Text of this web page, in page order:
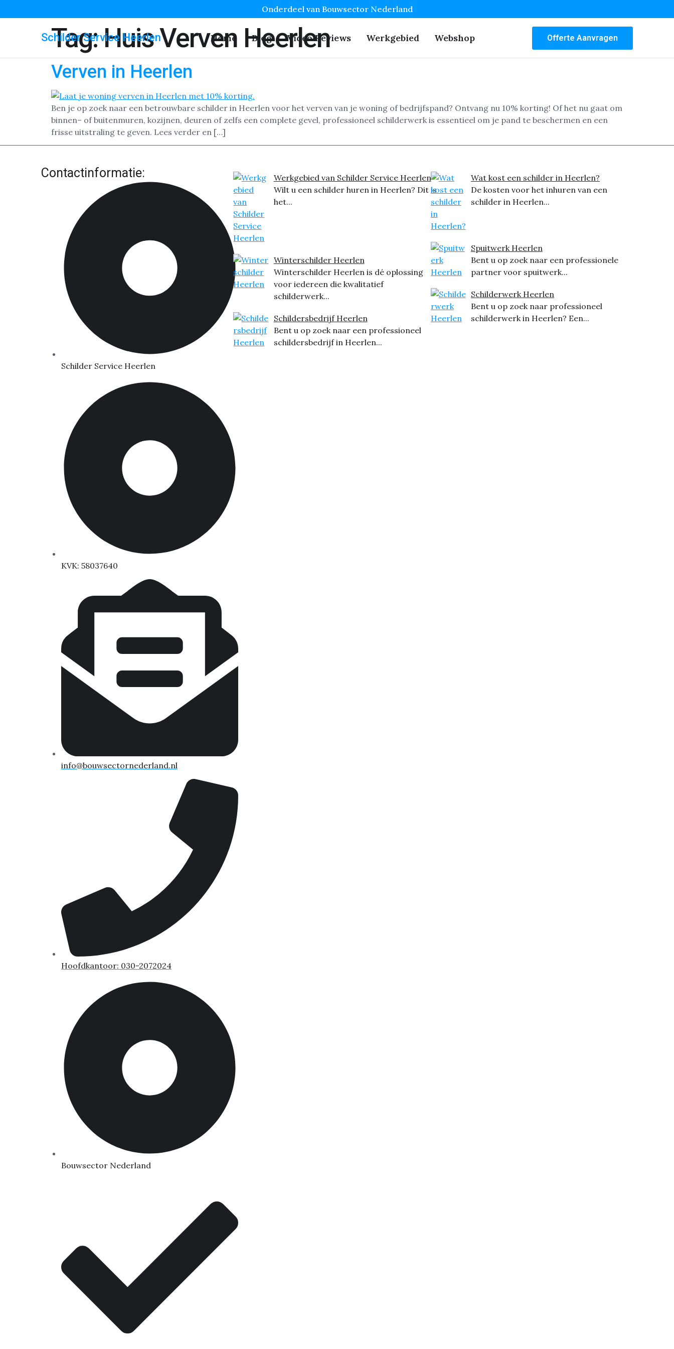
Onderdeel van Bouwsector Nederland
Schilder Service Heerlen Home Blog Video Reviews Werkgebied Webshop Offerte Aanvragen
Tag:Huis Verven Heerlen
Verven in Heerlen
Ben je op zoek naar een betrouwbare schilder in Heerlen voor het verven van je woning of bedrijfspand? Ontvang nu 10% korting! Of het nu gaat om
binnen– of buitenmuren, kozijnen, deuren of zelfs een complete gevel, professioneel schilderwerk is essentieel om je pand te beschermen en een
frisse uitstraling te geven. Lees verder en […]
Contactinformatie:
Schilder Service Heerlen
KVK: 58037640
info@bouwsectornederland.nl
Hoofdkantoor: 030-2072024
Bouwsector Nederland
Werkgebied van Schilder Service Heerlen
Wilt u een schilder huren in Heerlen? Dit is
het...
Winterschilder Heerlen
Winterschilder Heerlen is dé oplossing
voor iedereen die kwalitatief
schilderwerk...
Schildersbedrijf Heerlen
Bent u op zoek naar een professioneel
schildersbedrijf in Heerlen...
Wat kost een schilder in Heerlen?
De kosten voor het inhuren van een
schilder in Heerlen...
Spuitwerk Heerlen
Bent u op zoek naar een professionele
partner voor spuitwerk...
Schilderwerk Heerlen
Bent u op zoek naar professioneel
schilderwerk in Heerlen? Een...